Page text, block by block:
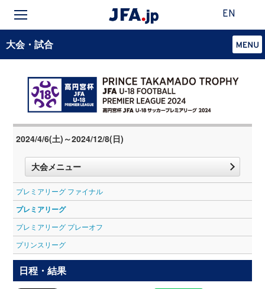
EN
大会・試合
2024/4/6(土)～2024/12/8(日)
大会メニュー
プレミアリーグ ファイナル
プレミアリーグ
プレミアリーグ プレーオフ
プリンスリーグ
日程・結果